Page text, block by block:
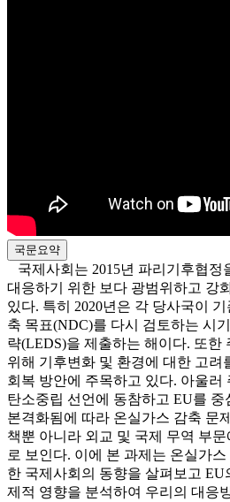
국문요약
국제사회는 2015년 파리기후협정
대응하기 위한 보다 광범위하고 강
있다. 특히 2020년은 각 당사국이
축 목표(NDC)를 다시 검토하는 시
략(LEDS)을 제출하는 해이다. 또한
위해 기후변화 및 환경에 대한 고려
회복 방안에 주목하고 있다. 아울러
탄소중립 선언에 동참하고 EU를
본격화됨에 따라 온실가스 감축 문
책뿐 아니라 외교 및 국제 무역 부
로 보인다. 이에 본 과제는 온실가
한 국제사회의 동향을 살펴보고 EU
제적 영향을 분석하여 우리의 대응